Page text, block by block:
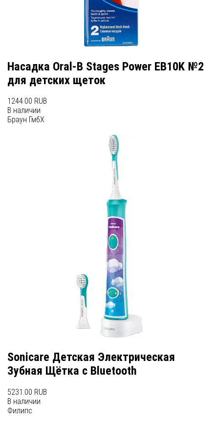
Насадка Oral-B Stages Power EB10K №2
для детских щеток
1244.00 RUB
В наличии
Браун ГмбХ
Sonicare Детская Электрическая
Зубная Щётка с Bluetooth
5231.00 RUB
В наличии
Филипс